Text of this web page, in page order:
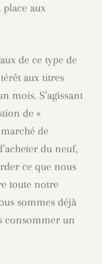
le
menu
le
place aux
de ce type de
aux titres
mois. S’agissant
de «
de
du neuf,
ce que nous
toute notre
sommes déjà
consommer un